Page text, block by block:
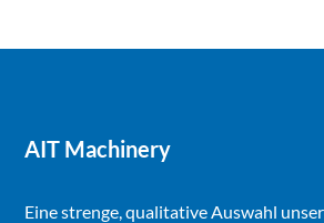
AIT Machinery
Eine strenge, qualitative Auswahl